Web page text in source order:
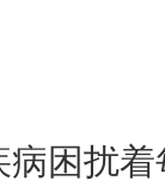
困扰